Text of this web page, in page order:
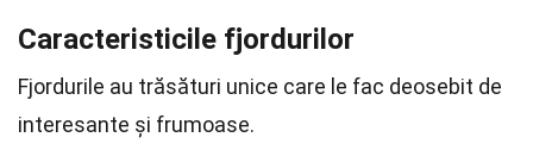
Caracteristicile fjordurilor
Fjordurile au trăsături unice care le fac deosebit de
interesante și frumoase.